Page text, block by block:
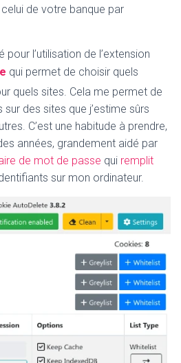
de votre banque par
pour l’utilisation de l’extension
qui permet de choisir quels
quels sites. Cela me permet de
des sites que j’estime sûrs
C’est une habitude à prendre,
années, grandement aidé par
de mot de passe qui remplit
sur mon ordinateur.